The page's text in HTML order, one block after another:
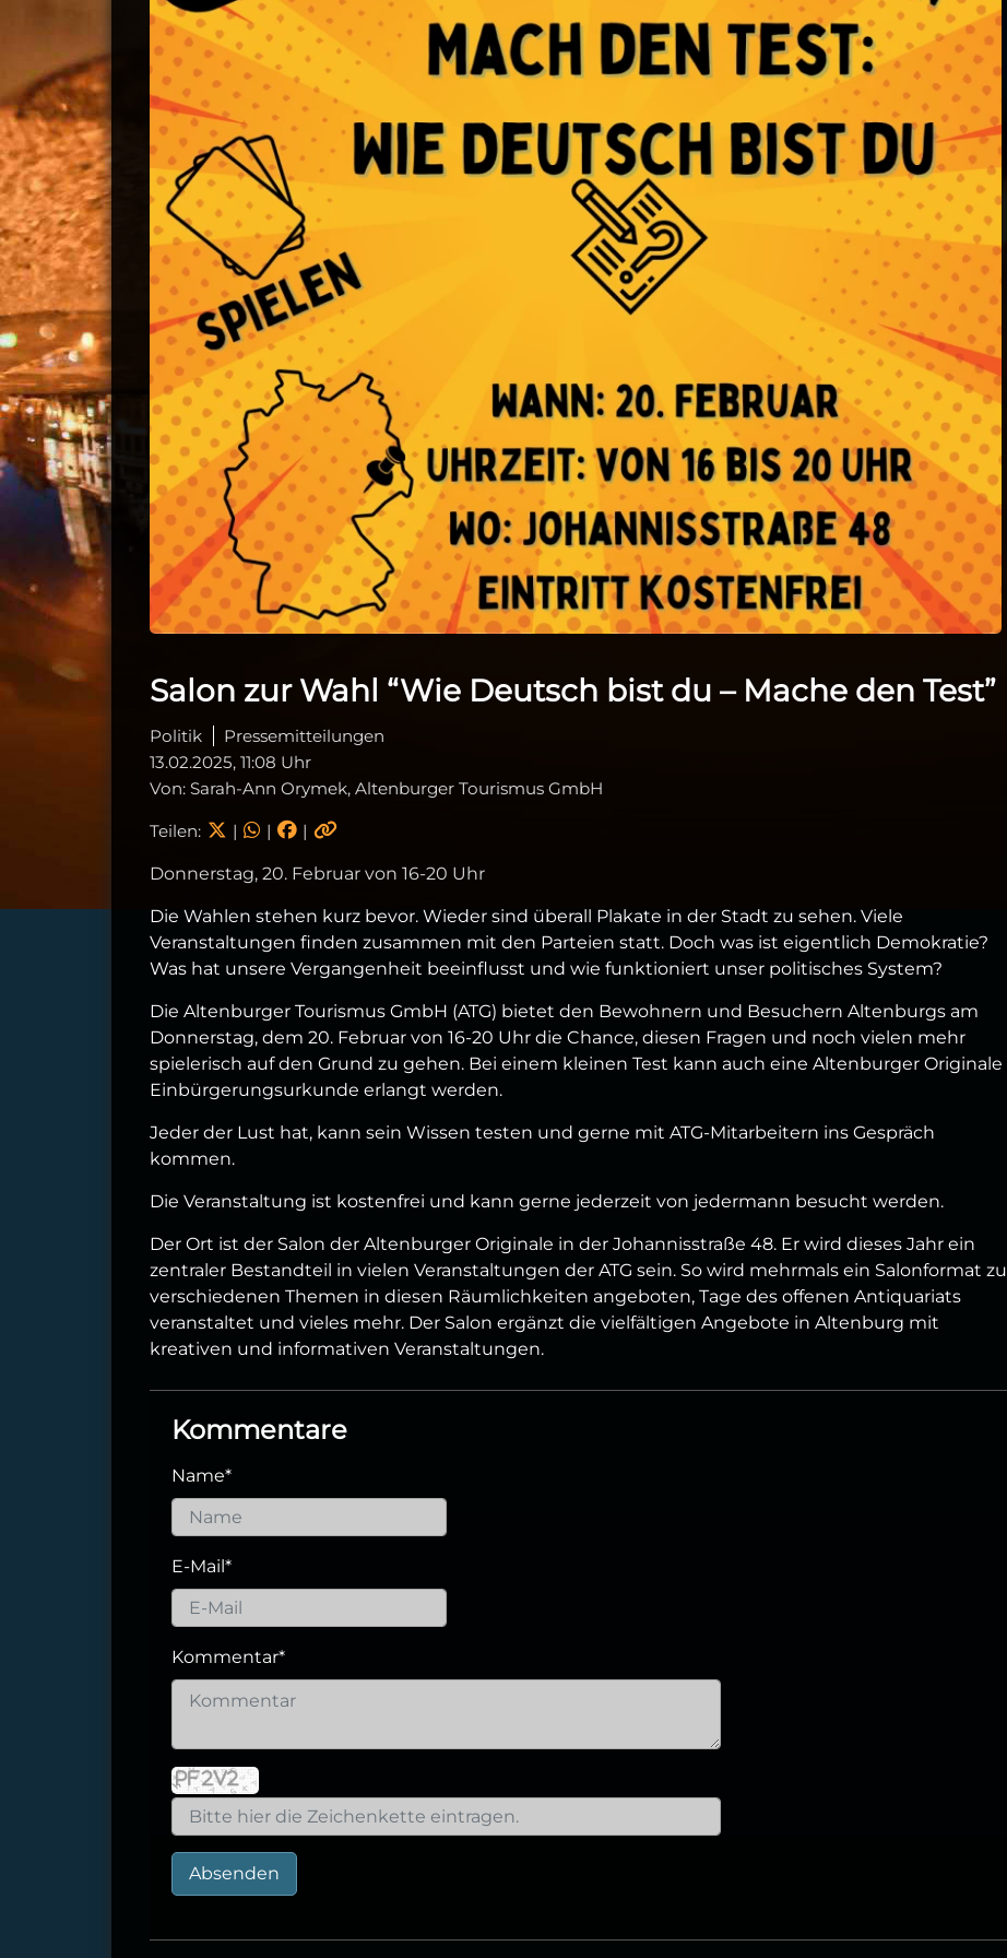
Salon zur Wahl “Wie Deutsch bist du – Mache den Test”
Politik
Pressemitteilungen
13.02.2025, 11:08 Uhr
Von: Sarah-Ann Orymek, Altenburger Tourismus GmbH
Teilen: | | |
Donnerstag, 20. Februar von 16-20 Uhr
Die Wahlen stehen kurz bevor. Wieder sind überall Plakate in der Stadt zu sehen. Viele
Veranstaltungen finden zusammen mit den Parteien statt. Doch was ist eigentlich Demokratie?
Was hat unsere Vergangenheit beeinflusst und wie funktioniert unser politisches System?
Die Altenburger Tourismus GmbH (ATG) bietet den Bewohnern und Besuchern Altenburgs am
Donnerstag, dem 20. Februar von 16-20 Uhr die Chance, diesen Fragen und noch vielen mehr
spielerisch auf den Grund zu gehen. Bei einem kleinen Test kann auch eine Altenburger Originale
Einbürgerungsurkunde erlangt werden.
Jeder der Lust hat, kann sein Wissen testen und gerne mit ATG-Mitarbeitern ins Gespräch
kommen.
Die Veranstaltung ist kostenfrei und kann gerne jederzeit von jedermann besucht werden.
Der Ort ist der Salon der Altenburger Originale in der Johannisstraße 48. Er wird dieses Jahr ein
zentraler Bestandteil in vielen Veranstaltungen der ATG sein. So wird mehrmals ein Salonformat zu
verschiedenen Themen in diesen Räumlichkeiten angeboten, Tage des offenen Antiquariats
veranstaltet und vieles mehr. Der Salon ergänzt die vielfältigen Angebote in Altenburg mit
kreativen und informativen Veranstaltungen.
Kommentare
Name*
E-Mail *
Kommentar*
Absenden